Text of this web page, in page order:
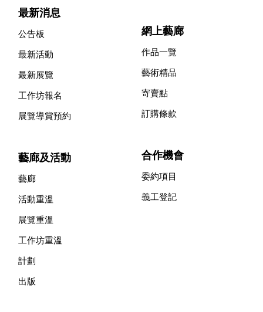
最新消息
公告板
最新活動
最新展覽
工作坊報名
展覽導賞預約
藝廊及活動
藝廊
活動重溫
展覽重溫
工作坊重溫
計劃
出版
網上藝廊
作品一覽
藝術精品
寄賣點
訂購條款
合作機會
委約項目
義工登記